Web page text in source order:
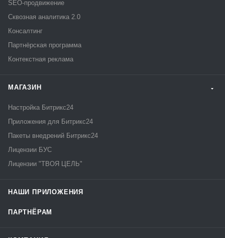
SEO-продвижение
Сквозная аналитика 2.0
Консалтинг
Партнёрская программа
Контекстная реклама
МАГАЗИН
Настройка Битрикс24
Приложения для Битрикс24
Пакеты внедрений Битрикс24
Лицензии БУС
Лицензии "ТВОЯ ЦЕЛЬ"
НАШИ ПРИЛОЖЕНИЯ
ПАРТНЁРАМ